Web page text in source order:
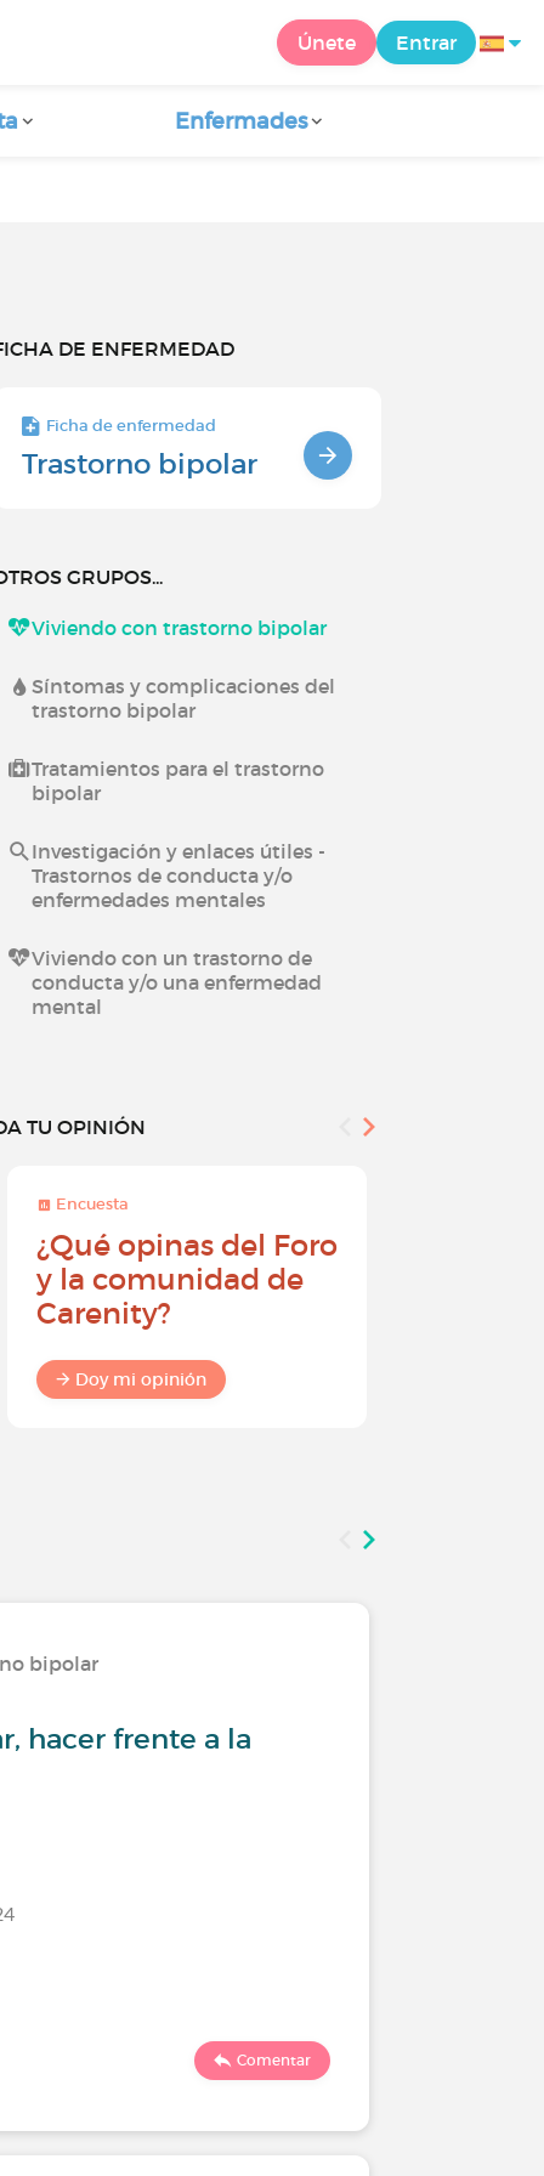
Únete Entrar
Enfermades
DE ENFERMEDAD
Ficha de enfermedad
Trastorno bipolar
GRUPOS...
Viviendo con trastorno bipolar
Síntomas y complicaciones del
trastorno bipolar
Tratamientos para el trastorno
bipolar
Investigación y enlaces útiles -
Trastornos de conducta y/o
enfermedades mentales
Viviendo con un trastorno de
conducta y/o una enfermedad
mental
TU OPINIÓN
Encuesta
¿Qué opinas del Foro
y la comunidad de
Carenity?
Doy mi opinión
bipolar
hacer frente a la
Comentar